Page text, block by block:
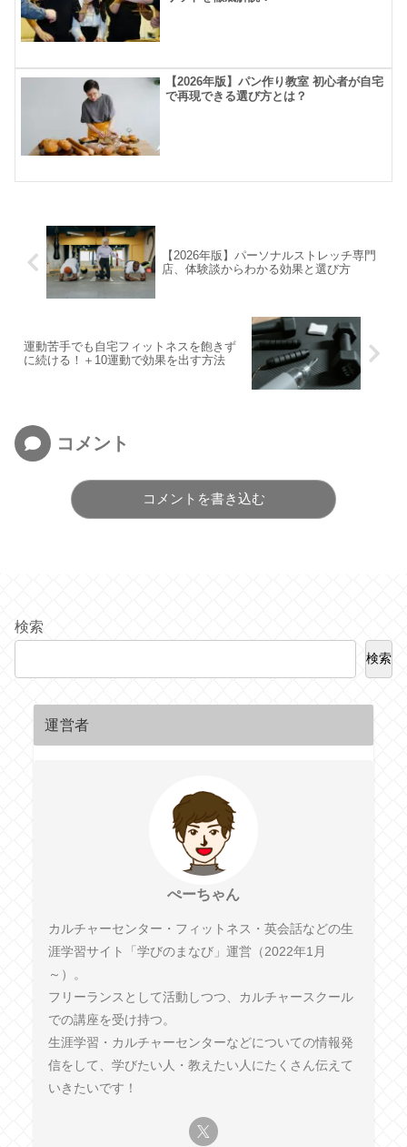
【2026年版】パン作り教室 初心者が自宅
で再現できる選び方とは？
【2026年版】パーソナルストレッチ専門
店、体験談からわかる効果と選び方
運動苦手でも自宅フィットネスを飽きず
に続ける！＋10運動で効果を出す方法
コメント
コメントを書き込む
検索
検索
運営者
ぺーちゃん
カルチャーセンター・フィットネス・英会話などの生
涯学習サイト「学びのまなび」運営（2022年1月
～）。
フリーランスとして活動しつつ、カルチャースクール
での講座を受け持つ。
生涯学習・カルチャーセンターなどについての情報発
信をして、学びたい人・教えたい人にたくさん伝えて
いきたいです！